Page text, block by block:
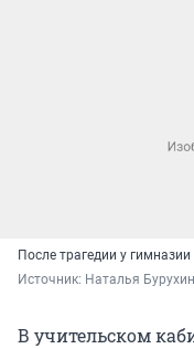
После трагедии у
Источник: Наталья
В учительском